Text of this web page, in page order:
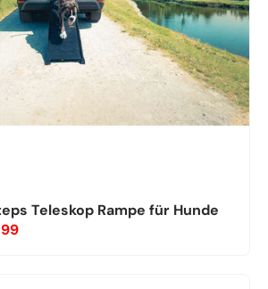
Teleskop Rampe für Hunde